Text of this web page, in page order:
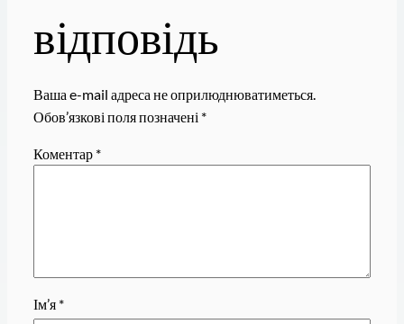
відповідь
Ваша e-mail адреса не оприлюднюватиметься.
Обов’язкові поля позначені *
Коментар *
Ім’я *